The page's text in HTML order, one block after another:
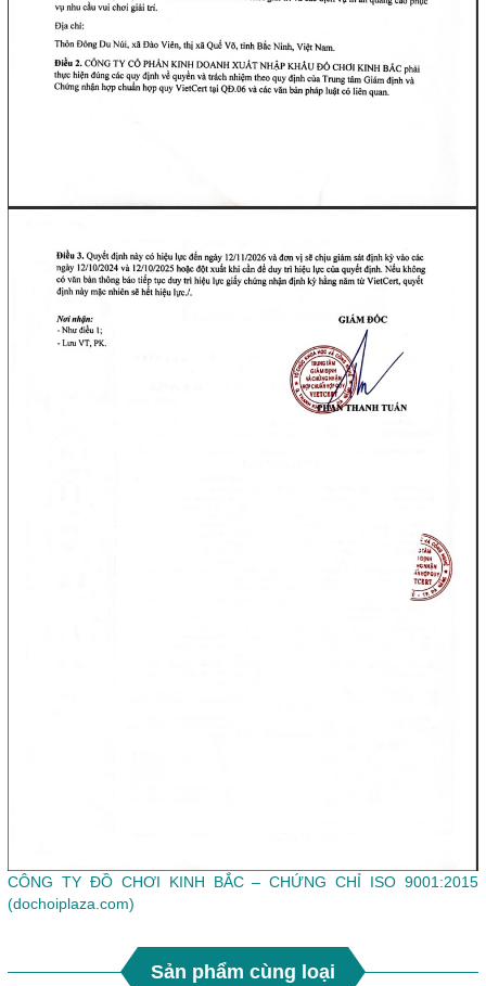
CÔNG TY ĐỒ CHƠI KINH BẮC – CHỨNG CHỈ ISO 9001:2015
(dochoiplaza.com)
Sản phẩm cùng loại